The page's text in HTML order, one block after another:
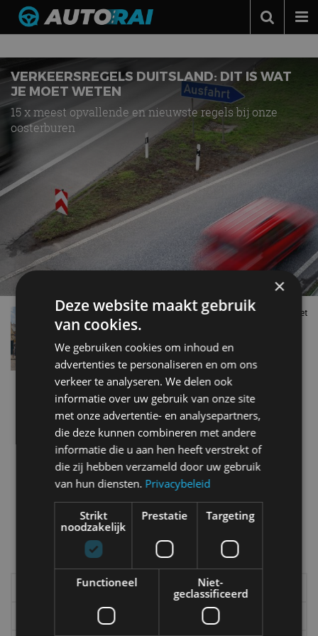
Podcast
Automerken
Adverteren
Contact
MotorRAI.nl
Nieuws overVerkeersregels
VERKEERSREGELS DUITSLAND: DIT IS WAT
JE MOET WETEN
15 x meest opvallende en nieuwste regels bij onze
oosterburen
Nieuwe verkeersregels Frankrijk: dit is wat je moet
weten
Column: Keep your lane?
dec 2016
5 opmerkelijke verkeersregels in Nederland
okt 2016
Meer autonieuws
Alle categorieën van AutoRAI.nl
Elektrisch
Autotests
Interview
Column
×
Deze website maakt gebruik
van cookies.
We gebruiken cookies om inhoud en
advertenties te personaliseren en om ons
verkeer te analyseren. We delen ook
informatie over uw gebruik van onze site
met onze advertentie- en analysepartners,
die deze kunnen combineren met andere
informatie die u aan hen heeft verstrekt of
die zij hebben verzameld door uw gebruik
van hun diensten. Privacybeleid
Strikt
noodzakelijk
Prestatie Targeting
Functioneel
Niet-
geclassificeerd